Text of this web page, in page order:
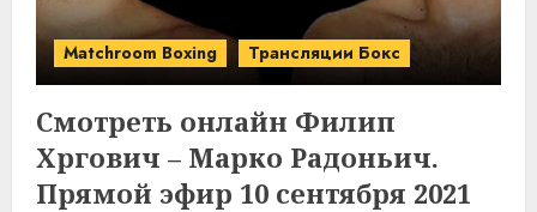
Matchroom Boxing Трансляции Бокс
Смотреть онлайн Филип
Хргович – Марко Радоньич.
Прямой эфир 10 сентября 2021